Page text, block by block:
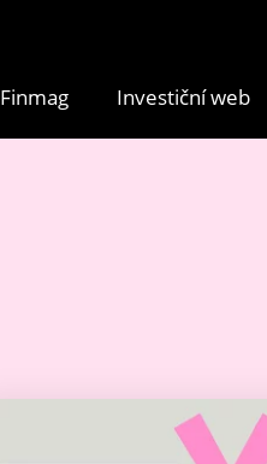
Finmag Investiční web